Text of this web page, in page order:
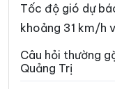
Xã Nam Gianh
Xã Nam Trạch
Xã Phong Nha
Tốc độ gió dự
khoảng 31 km/h
Câu hỏi thường
Quảng Trị